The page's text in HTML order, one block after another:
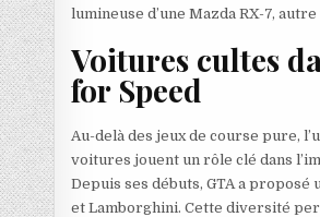
lumineuse d’une Mazda RX-7,
Voitures cultes
for Speed
Au-delà des jeux de course pure,
voitures jouent un rôle clé dans
Depuis ses débuts, GTA a
et Lamborghini. Cette diversité